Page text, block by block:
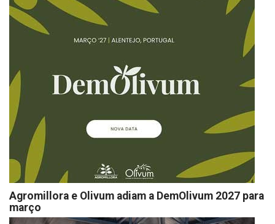
Agromillora e Olivum adiam a DemOlivum 2027 para
março